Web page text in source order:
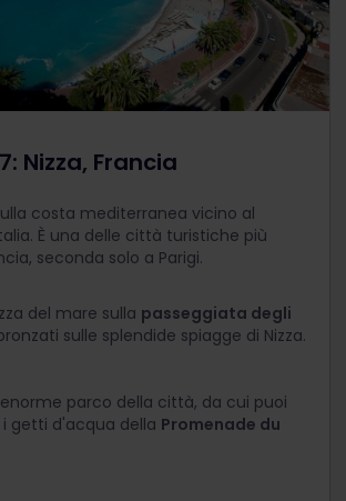
Nizza, Francia
costa mediterranea vicino al
È una delle città turistiche più
seconda solo a Parigi.
del mare sulla passeggiata degli
sulle splendide spiagge di Nizza.
parco della città, da cui puoi
getti d'acqua della Promenade du